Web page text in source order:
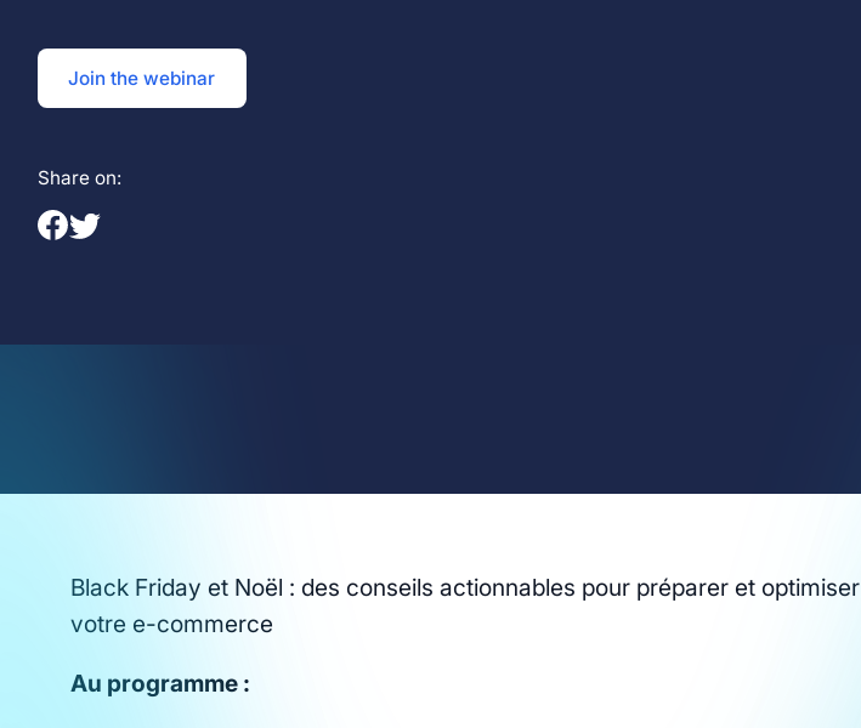
Join the webinar
Share on:
Black Friday et Noël : des conseils actionnables pour préparer et optimiser
votre e-commerce
Au programme :